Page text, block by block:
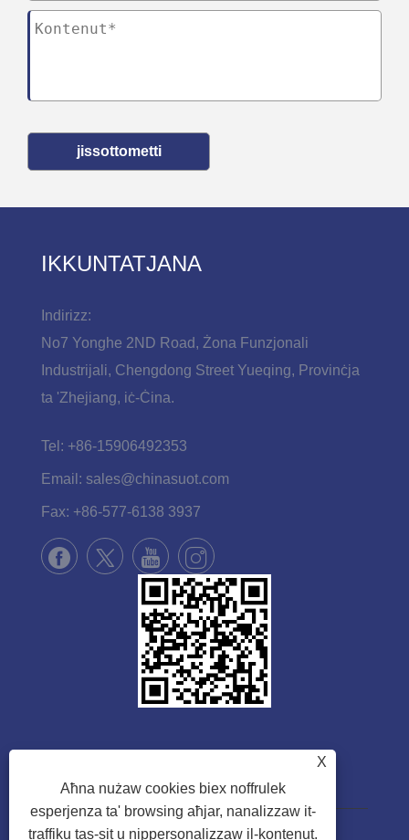
jissottometti
IKKUNTATJANA
Indirizz:
No7 Yonghe 2ND Road, Żona Funzjonali
Industrijali, Chengdong Street Yueqing, Provinċja
ta 'Zhejiang, iċ-Ċina.
Tel: +86-15906492353
Email: sales@chinasuot.com
Fax: +86-577-6138 3937
X
Aħna nużaw cookies biex noffrulek
esperjenza ta' browsing aħjar, nanalizzaw it-
traffiku tas-sit u nippersonalizzaw il-kontenut.